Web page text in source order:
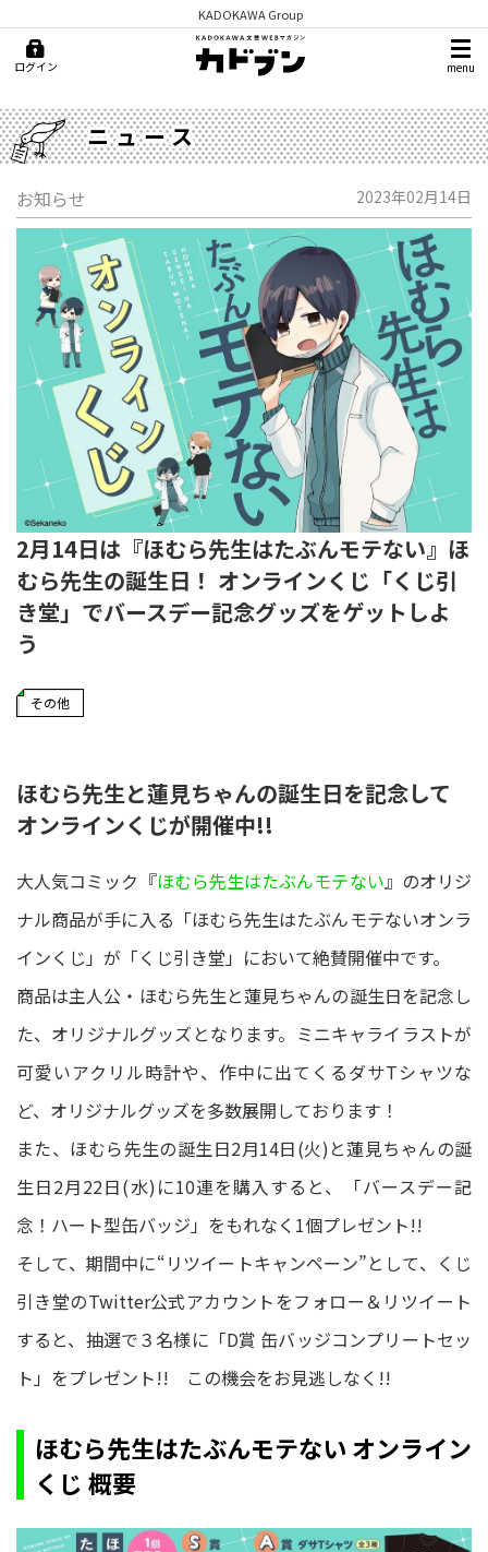
KADOKAWA Group
ログイン menu
ニュース
お知らせ 2023年02月14日
2月14日は『ほむら先生はたぶんモテない』ほ
むら先生の誕生日！ オンラインくじ「くじ引
き堂」でバースデー記念グッズをゲットしよ
う
その他
ほむら先生と蓮見ちゃんの誕生日を記念して
オンラインくじが開催中!!
大人気コミック『ほむら先生はたぶんモテない』のオリジ
ナル商品が手に入る「ほむら先生はたぶんモテないオンラ
インくじ」が「くじ引き堂」において絶賛開催中です。
商品は主人公・ほむら先生と蓮見ちゃんの誕生日を記念し
た、オリジナルグッズとなります。ミニキャライラストが
可愛いアクリル時計や、作中に出てくるダサTシャツな
ど、オリジナルグッズを多数展開しております！
また、ほむら先生の誕生日2月14日(火)と蓮見ちゃんの誕
生日2月22日(水)に10連を購入すると、「バースデー記
念！ハート型缶バッジ」をもれなく1個プレゼント!!
そして、期間中に“リツイートキャンペーン”として、くじ
引き堂のTwitter公式アカウントをフォロー＆リツイート
すると、抽選で３名様に「D賞 缶バッジコンプリートセッ
ト」をプレゼント!! この機会をお見逃しなく!!
ほむら先生はたぶんモテない オンライン
くじ 概要